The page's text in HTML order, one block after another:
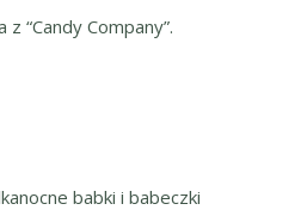
“Candy Company”.
babki i babeczki